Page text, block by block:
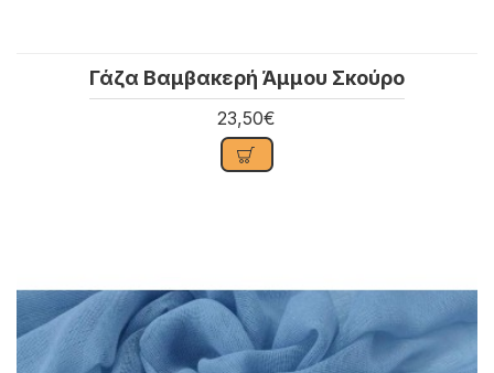
Γάζα Βαμβακερή Άμμου Σκούρο
23,50€